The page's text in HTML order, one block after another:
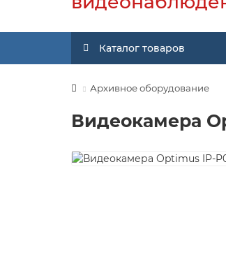
Каталог товаров
Архивное оборудование
Видеокамера